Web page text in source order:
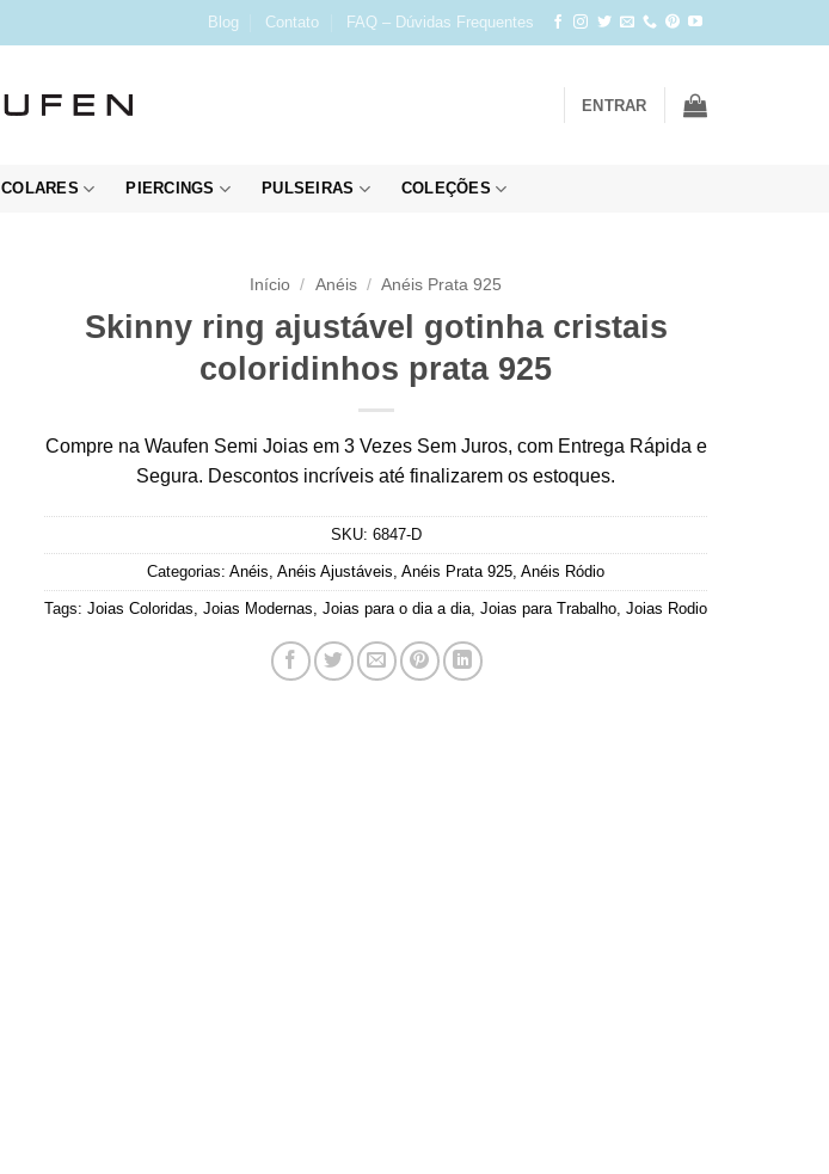
Blog Contato FAQ – Dúvidas Frequentes
ENTRAR
COLARES PIERCINGS PULSEIRAS COLEÇÕES
Início / Anéis / Anéis Prata 925
Skinny ring ajustável gotinha cristais
coloridinhos prata 925
Compre na Waufen Semi Joias em 3 Vezes Sem Juros, com Entrega Rápida e
Segura. Descontos incríveis até finalizarem os estoques.
SKU: 6847-D
Categorias: Anéis Anéis Ajustáveis Anéis Prata 925 Anéis Ródio
Tags: Joias Coloridas Joias Modernas Joias para o dia a dia Joias para Trabalho Joias Rodio